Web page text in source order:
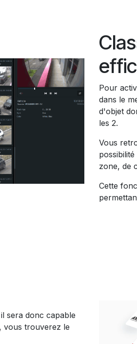
Pour
dans le
d'objet
les 2.
Vous
zone, de
Cette
sera donc capable
vous trouverez le